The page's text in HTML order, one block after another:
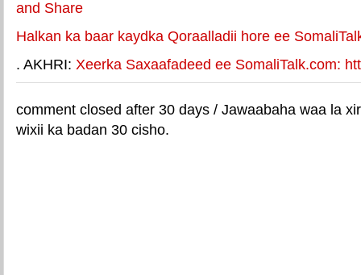
Halkan ka baar kaydka Qoraalladii hore ee
. AKHRI: Xeerka Saxaafadeed ee SomaliTalk.com:
comment closed after 30 days / Jawaabaha waa la
wixii ka badan 30 cisho.